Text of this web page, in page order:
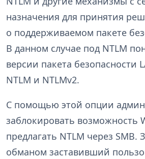
назначения для принятия
о поддерживаемом пакете
В данном случае под NTLM
версии пакета безопасности
NTLM и NTLMv2.
С помощью этой опции
заблокировать возможность
предлагать NTLM через
обманом заставивший